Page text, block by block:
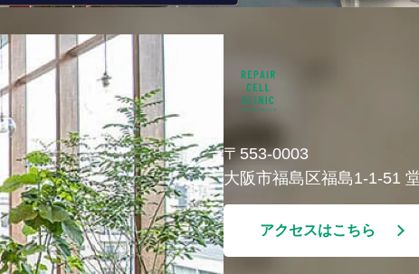
〒553-0003
大阪市福島区福島1-1-51
アクセスはこちら